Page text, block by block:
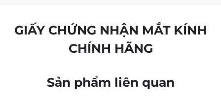
GIẤY CHỨNG NHẬN MẮT KÍNH
CHÍNH HÃNG
Sản phẩm liên quan